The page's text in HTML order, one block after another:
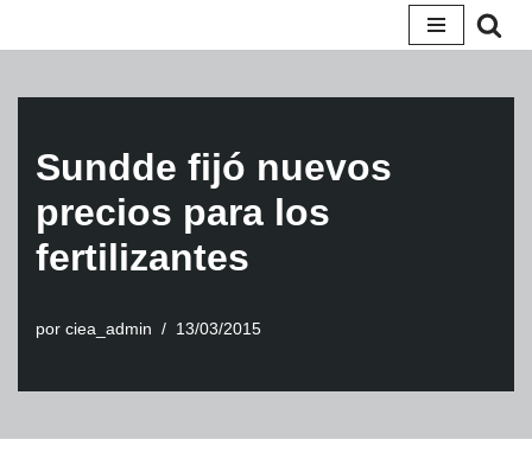
Sundde fijó nuevos
precios para los
fertilizantes
por ciea_admin 13/03/2015